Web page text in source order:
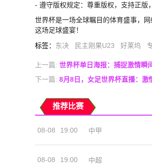
- 遵守版权规定：尊重版权，支持正版
世界杯是一场全球瞩目的体育盛事，
这场足球盛宴！
标签： 东决 民主刚果U23 好莱坞
上一篇: 世界杯单日海报：捕捉激情瞬
下一篇: 8月8日，女足世界杯直播：激
推荐比赛
08-08 19:00 中甲
08-08 19:00 中超